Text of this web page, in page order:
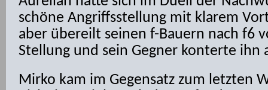
schöne Angriffsstellung mit klarem
aber übereilt seinen f-Bauern nach f6
Stellung und sein Gegner konterte ihn
Mirko kam im Gegensatz zum letzten